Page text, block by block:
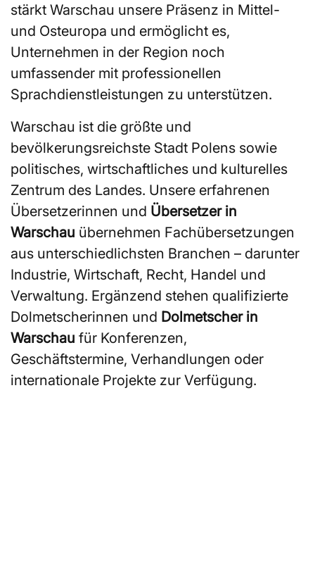
stärkt Warschau unsere Präsenz in Mittel-
und Osteuropa und ermöglicht es,
Unternehmen in der Region noch
umfassender mit professionellen
Sprachdienstleistungen zu unterstützen.
Warschau ist die größte und
bevölkerungsreichste Stadt Polens sowie
politisches, wirtschaftliches und kulturelles
Zentrum des Landes. Unsere erfahrenen
Übersetzerinnen und Übersetzer in
Warschau übernehmen Fachübersetzungen
aus unterschiedlichsten Branchen – darunter
Industrie, Wirtschaft, Recht, Handel und
Verwaltung. Ergänzend stehen qualifizierte
Dolmetscherinnen und Dolmetscher in
Warschau für Konferenzen,
Geschäftstermine, Verhandlungen oder
internationale Projekte zur Verfügung.